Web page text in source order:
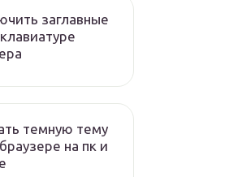
заглавные
темную тему
на пк и